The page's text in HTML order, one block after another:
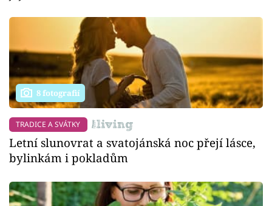
8 fotografií
TRADICE A SVÁTKY
Letní slunovrat a svatojánská noc přejí lásce,
bylinkám i pokladům